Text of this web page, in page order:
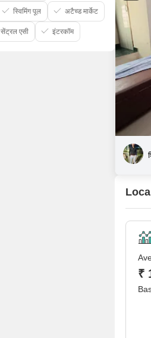
₹
स्विमिंग पूल अटैच्ड मार्केट
सेंट्रल एसी इंटरकॉम